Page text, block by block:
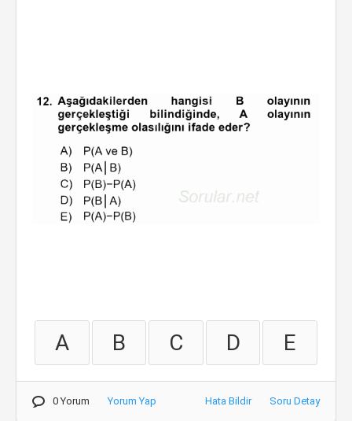
A B C D E
0 Yorum Yorum Yap Hata Bildir Soru Detay